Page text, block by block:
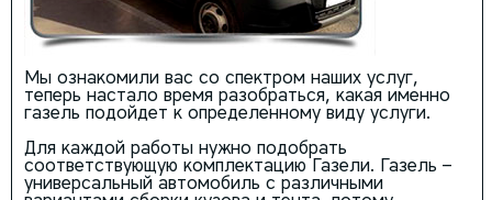
Мы ознакомили вас со спектром наших услуг,
теперь настало время разобраться, какая именно
газель подойдет к определенному виду услуги.
Для каждой работы нужно подобрать
соответствующую комплектацию Газели. Газель –
универсальный автомобиль с различными